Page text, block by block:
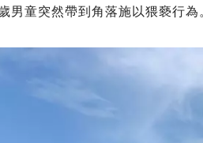
男童突然帶到角落施以猥褻行為